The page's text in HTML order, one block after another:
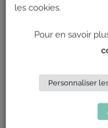
Une expérience
les cookies.
Pour en savoir
Personnaliser